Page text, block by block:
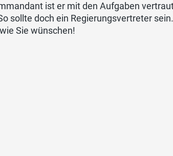
ist er mit den Aufgaben
sollte doch ein Regierungsvertreter
Sie wünschen!